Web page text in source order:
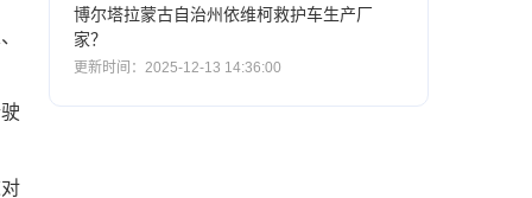
博尔塔拉蒙古自治州依维柯救护车生产厂
家？
更新时间：2025-12-13 14:36:00